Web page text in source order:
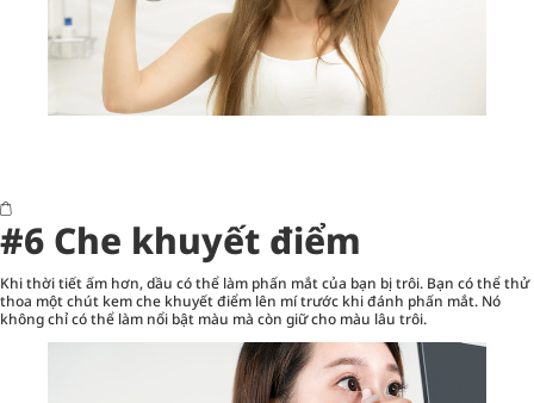
#6 Che khuyết điểm
Khi thời tiết ấm hơn, dầu có thể làm phấn mắt của bạn bị trôi. Bạn có thể thử
thoa một chút kem che khuyết điểm lên mí trước khi đánh phấn mắt. Nó
không chỉ có thể làm nổi bật màu mà còn giữ cho màu lâu trôi.